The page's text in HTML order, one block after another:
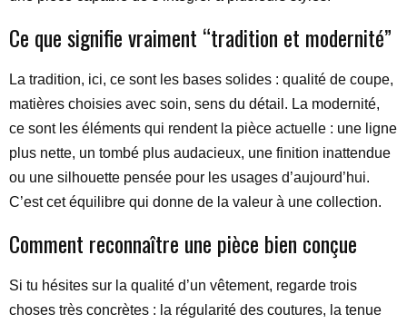
Ce que signifie vraiment “tradition et modernité”
La tradition, ici, ce sont les bases solides : qualité de coupe,
matières choisies avec soin, sens du détail. La modernité,
ce sont les éléments qui rendent la pièce actuelle : une ligne
plus nette, un tombé plus audacieux, une finition inattendue
ou une silhouette pensée pour les usages d’aujourd’hui.
C’est cet équilibre qui donne de la valeur à une collection.
Comment reconnaître une pièce bien conçue
Si tu hésites sur la qualité d’un vêtement, regarde trois
choses très concrètes : la régularité des coutures, la tenue